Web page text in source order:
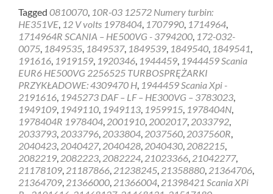
van
de
Tagged 0810070, 10R-03 12572 Numery turbin:
HE351VE, 12 V volts 1978404, 1707990, 1714964,
1714964R SCANIA – HE500VG - 3794200, 172-032-
0075, 1849535, 1849537, 1849539, 1849540, 1849541,
191616, 1919159, 1920346, 1944459, 1944459 Scania
EUR6 HE500VG 2256525 TURBOSPRĘŻARKI
PRZYKŁADOWE: 4309470 H, 1944459 Scania Xpi -
2191616, 1945273 DAF – LF – HE300VG – 3783023,
1949109, 1949110, 1949113, 1959915, 1978404N,
1978404R 1978404, 2001910, 2002017, 2033792,
2033793, 2033796, 2033804, 2037560, 2037560R,
2040423, 2040427, 2040428, 2040430, 2082215,
2082219, 2082223, 2082224, 21023366, 21042277,
21178109, 21187866, 21238245, 21358880, 21364706,
21364709, 21366000, 21366004, 21398421 Scania XPi